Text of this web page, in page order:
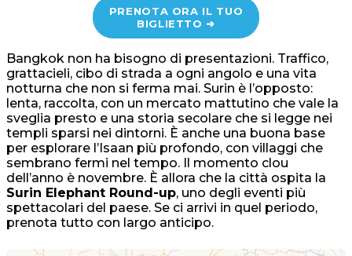
PRENOTA ORA IL TUO
BIGLIETTO ➜
Bangkok non ha bisogno di presentazioni. Traffico,
grattacieli, cibo di strada a ogni angolo e una vita
notturna che non si ferma mai. Surin è l’opposto:
lenta, raccolta, con un mercato mattutino che vale la
sveglia presto e una storia secolare che si legge nei
templi sparsi nei dintorni. È anche una buona base
per esplorare l’Isaan più profondo, con villaggi che
sembrano fermi nel tempo. Il momento clou
dell’anno è novembre. È allora che la città ospita la
Surin Elephant Round-up, uno degli eventi più
spettacolari del paese. Se ci arrivi in quel periodo,
prenota tutto con largo anticipo.